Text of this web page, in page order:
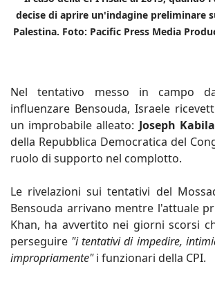
decise di aprire un'indagine preliminare
Palestina. Foto: Pacific Press Media
Nel tentativo messo in campo
influenzare Bensouda, Israele
un improbabile alleato: Joseph Kabila
della Repubblica Democratica del
ruolo di supporto nel complotto.
Le rivelazioni sui tentativi del
Bensouda arrivano mentre l'attuale
Khan, ha avvertito nei giorni scorsi
perseguire "i tentativi di impedire,
impropriamente"i funzionari della CPI.